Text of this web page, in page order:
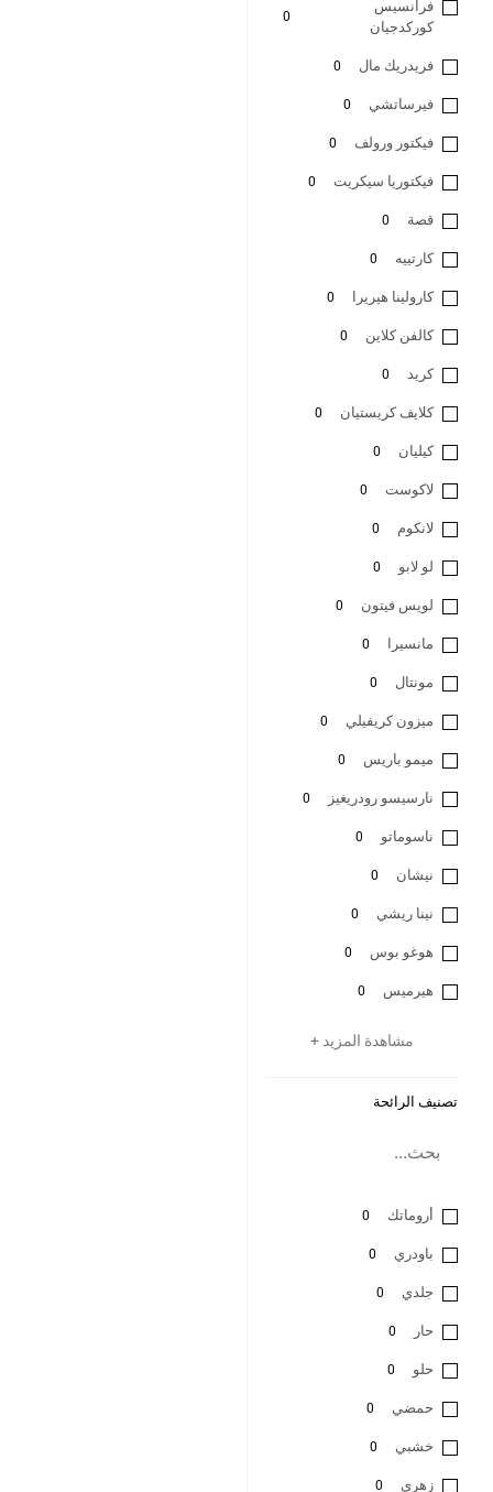
فرانسيس
كوركدجيان
0
فريدريك مال 0
فيرساتشي 0
فيكتور ورولف 0
فيكتوريا سيكريت 0
قصة 0
كارتييه 0
كارولينا هيريرا 0
كالفن كلاين 0
كريد 0
كلايف كريستيان 0
كيليان 0
لاكوست 0
لانكوم 0
لو لابو 0
لويس فيتون 0
مانسيرا 0
مونتال 0
ميزون كريفيلي 0
ميمو باريس 0
نارسيسو رودريغيز 0
ناسوماتو 0
نيشان 0
نينا ريشي 0
هوغو بوس 0
هيرميس 0
مشاهدة المزيد +
تصنيف الرائحة
أروماتك 0
باودري 0
جلدي 0
حار 0
حلو 0
حمضي 0
خشبي 0
زهري 0